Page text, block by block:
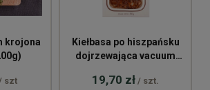
krojona
szt
Kiełbasa po hiszpańsku
dojrzewająca vacuum
19,70 zł / szt.